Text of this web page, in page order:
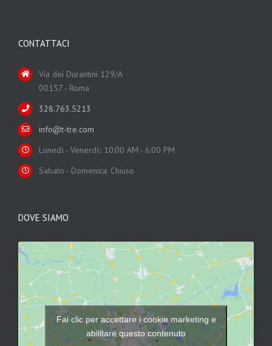
CONTATTACI
Via dei Durantini 129/A
00157 - Roma
328.763.5213
info@t-tre.com
Lunedì - Venerdì:: 10:00 AM - 6:00 PM
Sabato - Domenica: Chiuso
DOVE SIAMO
Fai clic per accettare i cookie marketing e
abilitare questo contenuto